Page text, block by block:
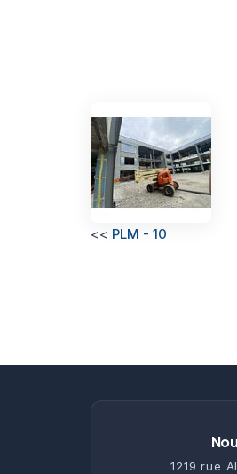
<< PLM - 10
1219 rue